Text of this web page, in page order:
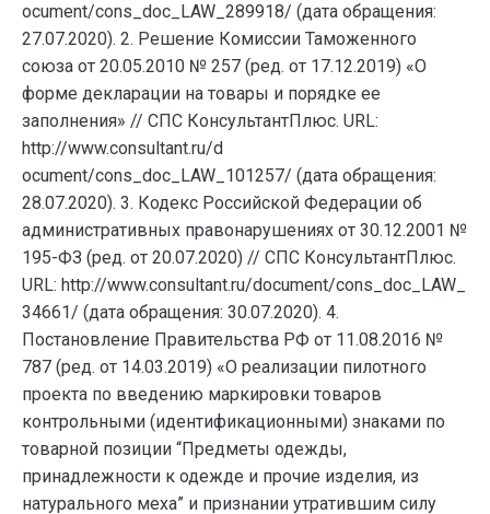
ocument/cons_doc_LAW_289918/ (дата обращения:
27.07.2020). 2. Решение Комиссии Таможенного
союза от 20.05.2010 № 257 (ред. от 17.12.2019) «О
форме декларации на товары и порядке ее
заполнения» // СПС КонсультантПлюс. URL:
http://www.consultant.ru/d
ocument/cons_doc_LAW_101257/ (дата обращения:
28.07.2020). 3. Кодекс Российской Федерации об
административных правонарушениях от 30.12.2001 №
195-ФЗ (ред. от 20.07.2020) // СПС КонсультантПлюс.
URL: http://www.consultant.ru/document/cons_doc_LAW_
34661/ (дата обращения: 30.07.2020). 4.
Постановление Правительства РФ от 11.08.2016 №
787 (ред. от 14.03.2019) «О реализации пилотного
проекта по введению маркировки товаров
контрольными (идентификационными) знаками по
товарной позиции “Предметы одежды,
принадлежности к одежде и прочие изделия, из
натурального меха” и признании утратившим силу